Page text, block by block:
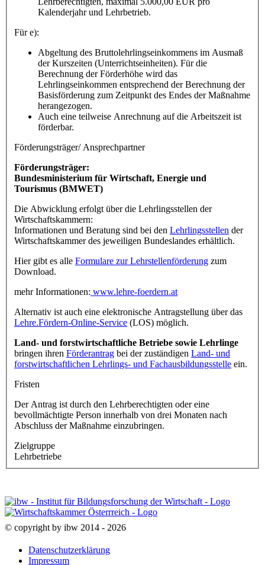
Kalenderjahr und Lehrbetrieb.
Für e):
Abgeltung des Bruttolehrlingseinkommens im Ausmaß
der Kurszeiten (Unterrichtseinheiten). Für die
Berechnung der Förderhöhe wird das
Lehrlingseinkommen entsprechend der Berechnung der
Basisförderung zum Zeitpunkt des Endes der Maßnahme
herangezogen.
Auch eine teilweise Anrechnung auf die Arbeitszeit ist
förderbar.
Förderungsträger/ Ansprechpartner
Förderungsträger:
Bundesministerium für Wirtschaft, Energie und
Tourismus (BMWET)
Die Abwicklung erfolgt über die Lehrlingsstellen der
Wirtschaftskammern:
Informationen und Beratung sind bei den Lehrlingsstellen der
Wirtschaftskammer des jeweiligen Bundeslandes erhältlich.
Hier gibt es alle Formulare zur Lehrstellenförderung zum
Download.
mehr Informationen: www.lehre-foerdern.at
Alternativ ist auch eine elektronische Antragstellung über das
Lehre.Fördern-Online-Service (LOS) möglich.
Land- und forstwirtschaftliche Betriebe sowie Lehrlinge
bringen ihren Förderantrag bei der zuständigen Land- und
forstwirtschaftlichen Lehrlings- und Fachausbildungsstelle ein.
Fristen
Der Antrag ist durch den Lehrberechtigten oder eine
bevollmächtigte Person innerhalb von drei Monaten nach
Abschluss der Maßnahme einzubringen.
Zielgruppe
Lehrbetriebe
© copyright by ibw 2014 - 2026
Datenschutzerklärung
Impressum